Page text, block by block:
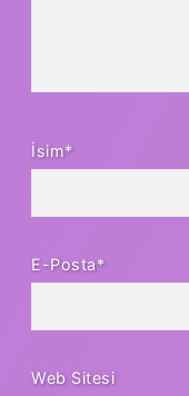
İsim*
E-Posta*
Web Sitesi